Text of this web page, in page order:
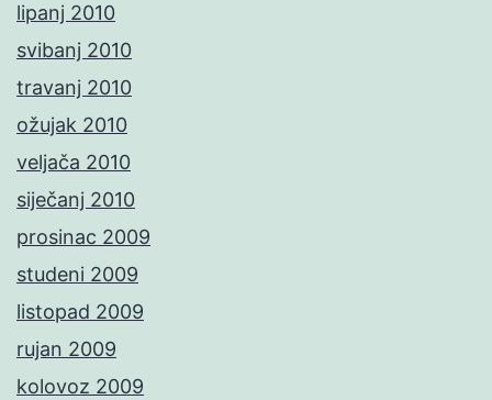
lipanj 2010
svibanj 2010
travanj 2010
ožujak 2010
veljača 2010
siječanj 2010
prosinac 2009
studeni 2009
listopad 2009
rujan 2009
kolovoz 2009